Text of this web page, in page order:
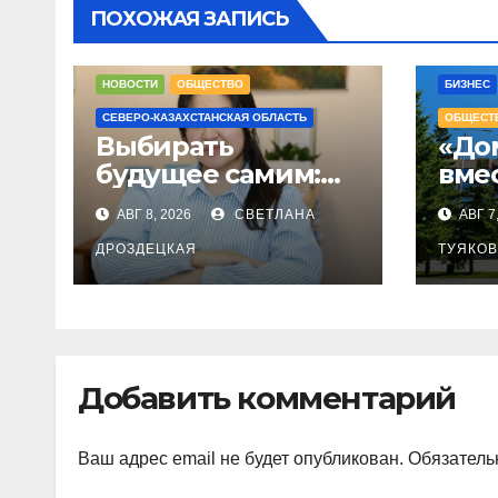
ПОХОЖАЯ ЗАПИСЬ
НОВОСТИ ОБЩЕСТВО
СЕВЕРО-КАЗАХСТАНСКАЯ ОБЛАСТЬ
Выбирать
будущее самим:
молодежь СКО
призвали не
оставаться в
стороне 23 августа
АВГ 8, 2026 СВЕТЛАНА
ДРОЗДЕЦКАЯ
БИЗНЕС
АВГ
Добавить комментарий
Ваш адрес email не будет опубликован.